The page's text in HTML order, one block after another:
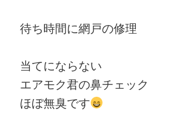
待ち時間に網戸の修理
当てにならない
エアモク君の鼻チェック
ほぼ無臭です